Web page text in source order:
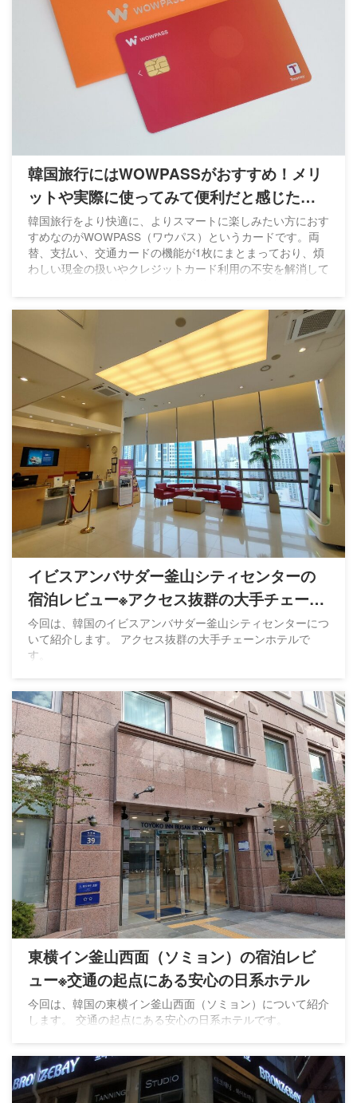
韓国旅行にはWOWPASSがおすすめ！メリ
ットや実際に使ってみて便利だと感じた点
を紹介
韓国旅行をより快適に、よりスマートに楽しみたい方におす
すめなのがWOWPASS（ワウパス）というカードです。両
替、支払い、交通カードの機能が1枚にまとまっており、煩
わしい現金の扱いやクレジットカード利用の不安を解消して
イビスアンバサダー釜山シティセンターの
宿泊レビュー※アクセス抜群の大手チェーン
ホテル
今回は、韓国のイビスアンバサダー釜山シティセンターにつ
いて紹介します。 アクセス抜群の大手チェーンホテルで
す。
東横イン釜山西面（ソミョン）の宿泊レビ
ュー※交通の起点にある安心の日系ホテル
今回は、韓国の東横イン釜山西面（ソミョン）について紹介
します。 交通の起点にある安心の日系ホテルです。